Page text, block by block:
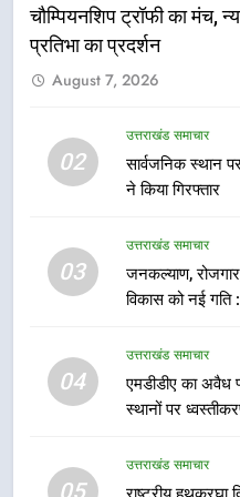
चौम्पियनशिप ट्रॉफी का मंच,
प्रतिभा का प्रदर्शन
August 7, 2026
02
उत्तराखंड समाचार
सार्वजनिक स्थान
ने किया गिरफ्तार
03
उत्तराखंड समाचार
जनकल्याण,
विकास को नई
04
उत्तराखंड समाचार
एमडीडीए का अवैध
स्थानों पर
05
उत्तराखंड समाचार
6
का गठन
उत्तराखंड
देना
वाले
भर्ती
उत्तराखंड
12
1